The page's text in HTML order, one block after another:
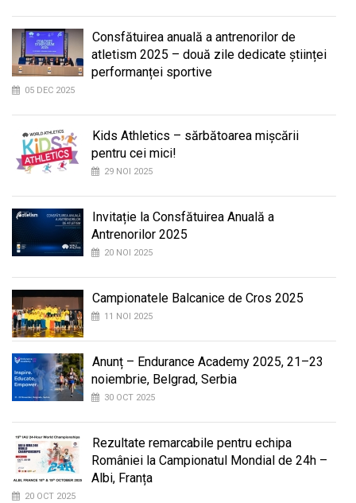
Consfătuirea anuală a antrenorilor de
atletism 2025 – două zile dedicate științei
performanței sportive
05 DEC 2025
Kids Athletics – sărbătoarea mișcării
pentru cei mici!
29 NOI 2025
Invitație la Consfătuirea Anuală a
Antrenorilor 2025
20 NOI 2025
Campionatele Balcanice de Cros 2025
11 NOI 2025
Anunț – Endurance Academy 2025, 21–23
noiembrie, Belgrad, Serbia
30 OCT 2025
Rezultate remarcabile pentru echipa
României la Campionatul Mondial de 24h –
Albi, Franța
20 OCT 2025